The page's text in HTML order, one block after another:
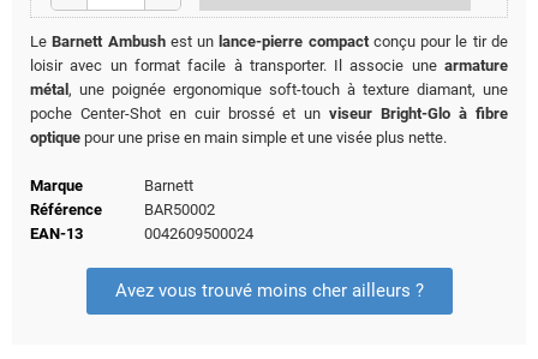
LeBarnett Ambushest un lance-pierre compactconçu pour le tir de
loisir avec un format facile à transporter. Il associe une armature
métal , une poignée ergonomique soft-touch à texture diamant, une
poche Center-Shot en cuir brossé et unviseur Bright-Glo à fibre
optique pour une prise en main simple et une visée plus nette.
Marque
Barnett
Référence
BAR50002
EAN-13
0042609500024
Avez vous trouvé moins cher ailleurs ?